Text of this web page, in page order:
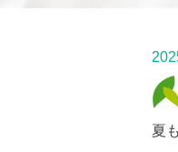
夏